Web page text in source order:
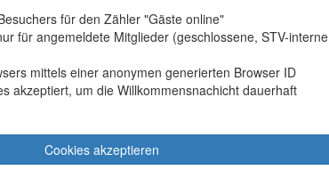
für den Zähler "Gäste online"
für angemeldete Mitglieder (geschlossene, STV-interne
mittels einer anonymen generierten Browser ID
akzeptiert, um die Willkommensnachicht dauerhaft
Cookies akzeptieren